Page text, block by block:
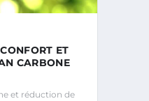
ET
CARBONE
et réduction de